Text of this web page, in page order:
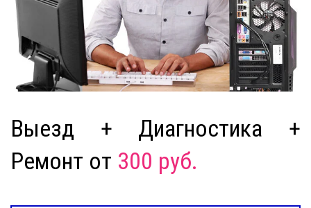
Выезд + Диагностика +
Ремонт от 300 руб.